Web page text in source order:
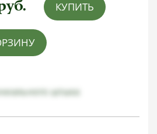
КУПИТЬ
штыка